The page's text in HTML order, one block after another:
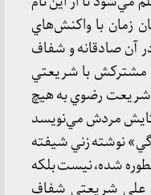
زمان با واكنش‌هاي
آن صادقانه و شفاف
مشتركش با شريعتي
شريعت رضوي به هيچ
مردش مي‌نويسد
نوشته زني شيفته
شده، نيست بلكه
علي شريعتي شفاف